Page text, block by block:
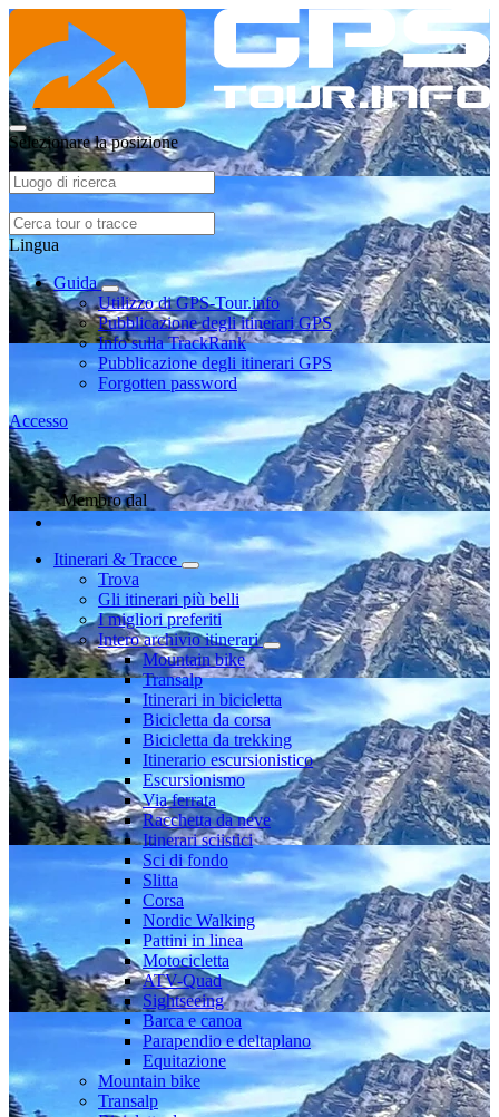
Selezionare la posizione
Lingua
Guida
Utilizzo di GPS-Tour.info
Pubblicazione degli itinerari GPS
Info sulla TrackRank
Pubblicazione degli itinerari GPS
Forgotten password
Accesso
Membro dal
Itinerari & Tracce
Trova
Gli itinerari più belli
I migliori preferiti
Intero archivio itinerari
Mountain bike
Transalp
Itinerari in bicicletta
Bicicletta da corsa
Bicicletta da trekking
Itinerario escursionistico
Escursionismo
Via ferrata
Racchetta da neve
Itinerari sciistici
Sci di fondo
Slitta
Corsa
Nordic Walking
Pattini in linea
Motocicletta
ATV-Quad
Sightseeing
Barca e canoa
Parapendio e deltaplano
Equitazione
Mountain bike
Transalp